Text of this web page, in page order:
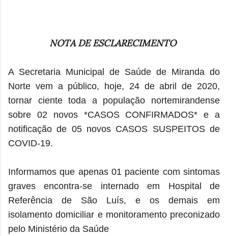
NOTA DE ESCLARECIMENTO
A Secretaria Municipal de Saúde de Miranda do
Norte vem a público, hoje, 24 de abril de 2020,
tornar ciente toda a população nortemirandense
sobre 02 novos *CASOS CONFIRMADOS* e a
notificação de 05 novos CASOS SUSPEITOS de
COVID-19.
Informamos que apenas 01 paciente com sintomas
graves encontra-se internado em Hospital de
Referência de São Luís, e os demais em
isolamento domiciliar e monitoramento preconizado
pelo Ministério da Saúde